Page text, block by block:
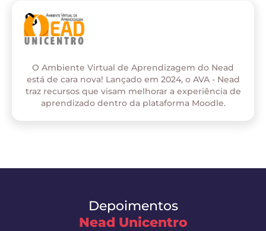
O Ambiente Virtual de Aprendizagem do Nead
está de cara nova! Lançado em 2024, o AVA - Nead
traz recursos que visam melhorar a experiência de
aprendizado dentro da plataforma Moodle.
Depoimentos
Nead Unicentro